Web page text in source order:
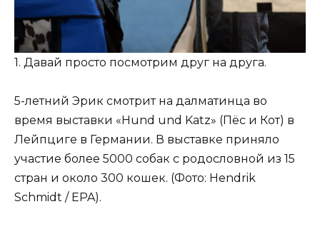
1. Давай просто посмотрим друг на друга.
5-летний Эрик смотрит на далматинца во
время выставки «Hund und Katz» (Пёс и Кот) в
Лейпциге в Германии. В выставке приняло
участие более 5000 собак с родословной из 15
стран и около 300 кошек. (Фото: Hendrik
Schmidt / EPA).